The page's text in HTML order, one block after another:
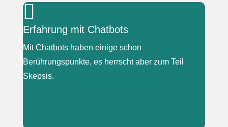
„Ich les erst mal zig Dutzend Foren durch bis ich
dann was passendes finde und da schau ich dann
spezifischer danach.“

Erfahrung mit Chatbots
Mit Chatbots haben einige schon
Berührungspunkte, es herrscht aber zum Teil
Skepsis.